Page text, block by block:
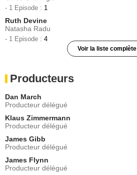
- 1 Episode : 1
Ruth Devine
Natasha Radu
- 1 Episode : 4
Voir la liste complète
Gertrude Montgomery
- 1 Episode :5
Simon Burke
- 1 Episode :6
Peter Rothwell
Paul Brannigan
- 1 Episode :1
Dolores Devaujany
Rachel Horan
- 1 Episode :3
Producteurs
Dan March
Producteur délégué
Klaus Zimmermann
Producteur délégué
James Gibb
Producteur délégué
James Flynn
Producteur délégué